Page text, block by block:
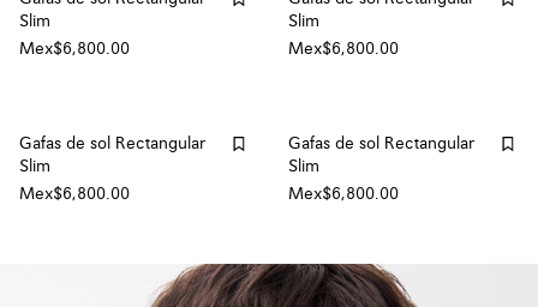
Slim
Mex$6,800.00
Slim
Mex$6,800.00
Gafas de sol Rectangular
Slim
Mex$6,800.00
Gafas de sol Rectangular
Slim
Mex$6,800.00